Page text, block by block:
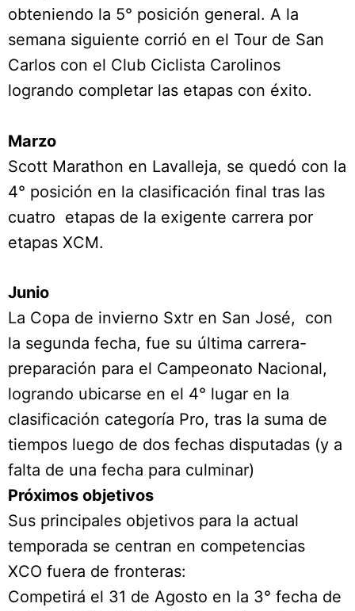
obteniendo la 5° posición general. A la
semana siguiente corrió en el Tour de San
Carlos con el Club Ciclista Carolinos
logrando completar las etapas con éxito.
Marzo
Scott Marathon en Lavalleja, se quedó con la
4° posición en la clasificación final tras las
cuatro etapas de la exigente carrera por
etapas XCM.
Junio
La Copa de invierno Sxtr en San José, con
la segunda fecha, fue su última carrera-
preparación para el Campeonato Nacional,
logrando ubicarse en el 4° lugar en la
clasificación categoría Pro, tras la suma de
tiempos luego de dos fechas disputadas (y a
falta de una fecha para culminar)
Próximos objetivos
Sus principales objetivos para la actual
temporada se centran en competencias
XCO fuera de fronteras:
Competirá el 31 de Agosto en la 3° fecha de